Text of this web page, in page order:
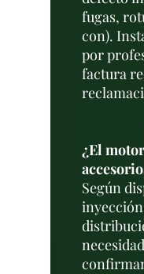
fugas,
con).
por
factura
¿El
Según